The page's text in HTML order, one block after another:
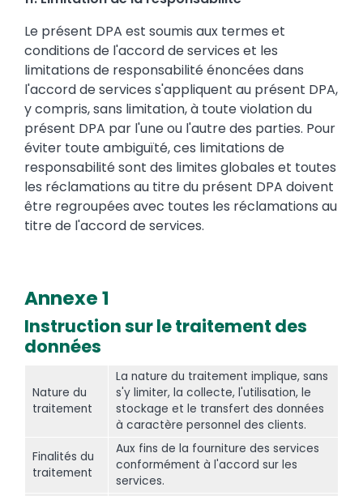
Le présent DPA est soumis aux termes et
conditions de l'accord de services et les
limitations de responsabilité énoncées dans
l'accord de services s'appliquent au présent DPA,
y compris, sans limitation, à toute violation du
présent DPA par l'une ou l'autre des parties. Pour
éviter toute ambiguïté, ces limitations de
responsabilité sont des limites globales et toutes
les réclamations au titre du présent DPA doivent
être regroupées avec toutes les réclamations au
titre de l'accord de services.
Annexe 1
Text
Instruction sur le traitement des
données
Nature du
traitement
La nature du traitement implique, sans
s'y limiter, la collecte, l'utilisation, le
stockage et le transfert des données
à caractère personnel des clients.
Finalités du
traitement
Aux fins de la fourniture des services
conformément à l'accord sur les
services.